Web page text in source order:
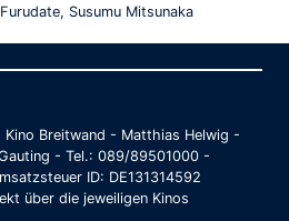
Susumu Mitsunaka
Kino Breitwand - Matthias Helwig -
- Tel.: 089/89501000 -
ID: DE131314592
über die jeweiligen Kinos